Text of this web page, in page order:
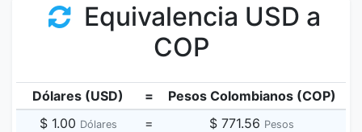
Equivalencia USD a
COP
Dólares (USD) =
Pesos Colombianos (COP)
$ 1.00 Dólares = $ 771.56 Pesos